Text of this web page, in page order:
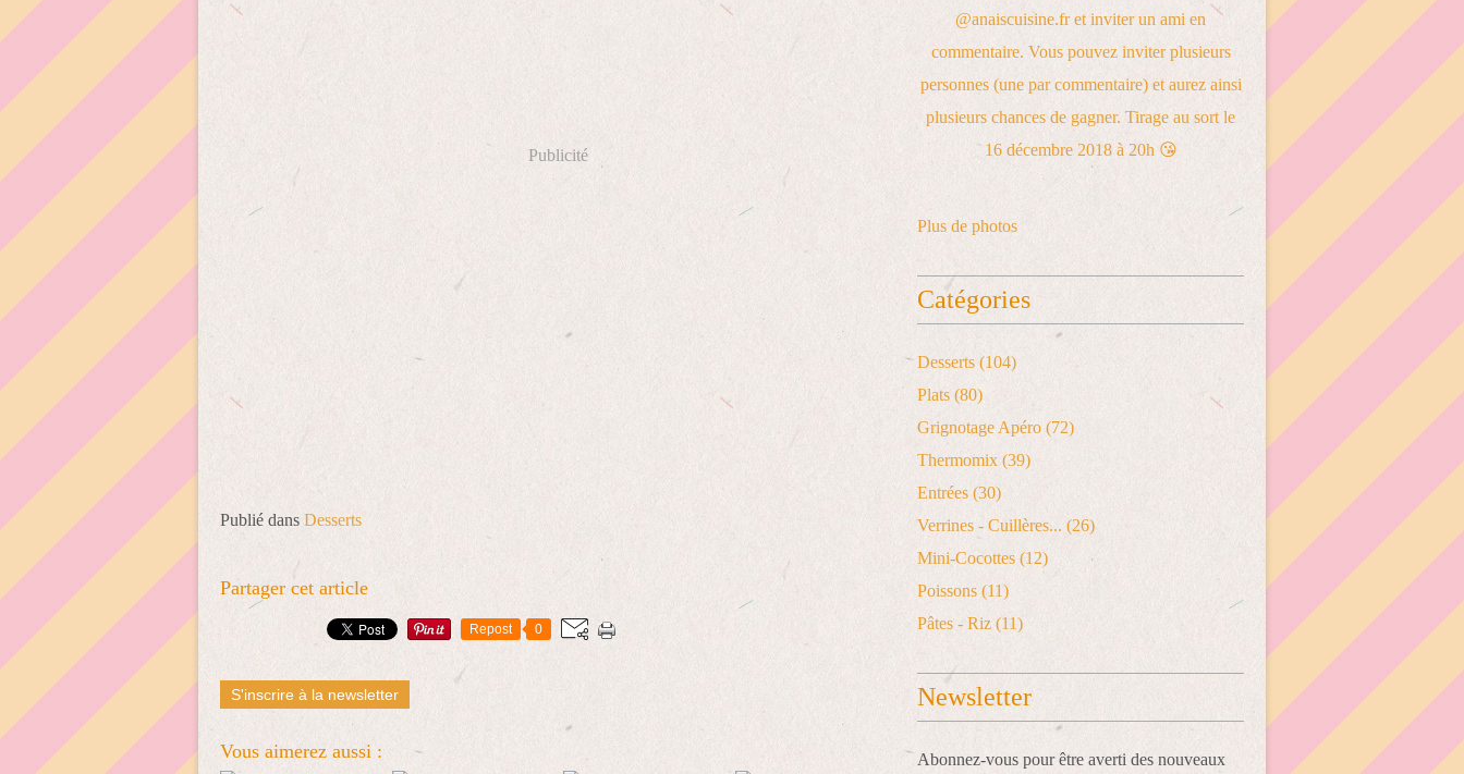
Publicité
Publié dans Desserts
Partager cet article
Repost 0
S'inscrire à la newsletter
Vous aimerez aussi :
Plus de photos
Catégories
Desserts (104)
Plats (80)
Grignotage Apéro (72)
Thermomix (39)
Entrées (30)
Verrines - Cuillères... (26)
Mini-Cocottes (12)
Poissons (11)
Pâtes - Riz (11)
Newsletter
Abonnez-vous pour être averti des nouveaux